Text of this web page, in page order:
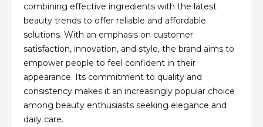
combining effective ingredients with the latest
beauty trends to offer reliable and affordable
solutions. With an emphasis on customer
satisfaction, innovation, and style, the brand aims to
empower people to feel confident in their
appearance. Its commitment to quality and
consistency makes it an increasingly popular choice
among beauty enthusiasts seeking elegance and
daily care.